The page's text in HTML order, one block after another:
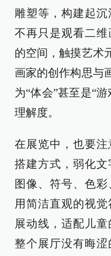
雕塑等，构建起
不再只是观看二
的空间，触摸艺术
画家的创作构思与
为“体会”甚至是“
理解度。
在展览中，也要
搭建方式，弱化
图像、符号、色彩
用简洁直观的视
展动线，适配儿
整个展厅没有晦